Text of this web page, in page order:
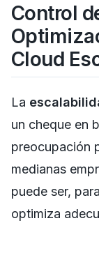
Control
Cloud
La
un cheque en
preocupación
medianas
puede ser,
optimiza